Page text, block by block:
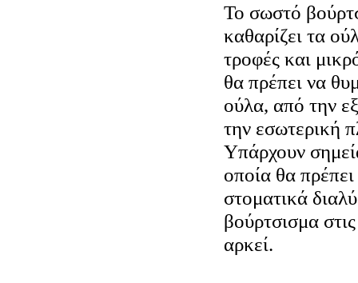
Το σωστό
καθαρίζει τα
τροφές και
θα πρέπει να
ούλα, από την
την εσωτερική
Υπάρχουν
οποία θα
στοματικά
βούρτσισμα
αρκεί.